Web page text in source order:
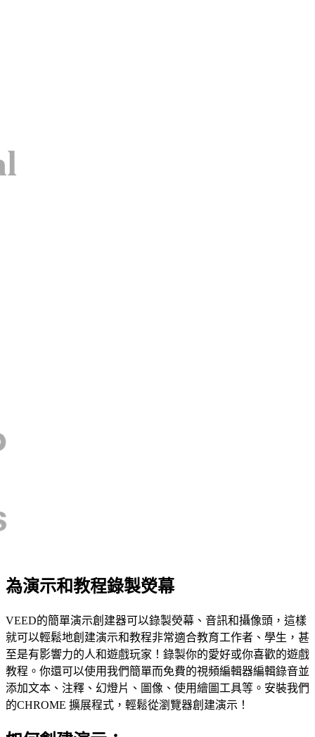
為演示和教程錄製熒幕
VEED的簡單演示創建器可以錄製熒幕、音訊和攝像頭，這樣
就可以輕鬆地創建演示和教程非常適合教育工作者、學生，甚
至是有影響力的人和遊戲玩家！錄製你的愛好或你喜歡的遊戲
教程。你還可以使用我們簡單而免費的視頻編輯器編輯錄音並
添加文本、注釋、幻燈片、圖像、使用繪圖工具等。安裝我們
的CHROME 擴展程式，輕鬆從瀏覽器創建演示！